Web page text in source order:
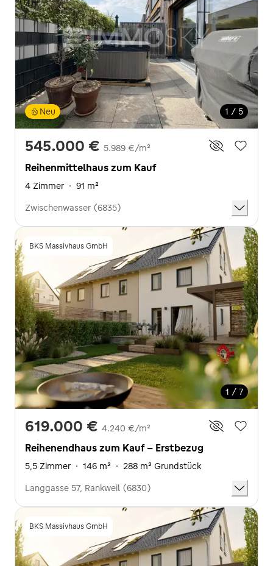
1 / 5
Neu
545.000 € 5.989 €/m²
Reihenmittelhaus zum Kauf
4 Zimmer · 91 m²
Zwischenwasser (6835)
BKS Massivhaus GmbH
1 / 7
619.000 € 4.240 €/m²
Reihenendhaus zum Kauf - Erstbezug
5,5 Zimmer · 146 m² · 288 m² Grundstück
Langgasse 57, Rankweil (6830)
BKS Massivhaus GmbH